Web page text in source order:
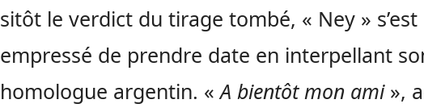
sitôt le verdict du tirage tombé, « Ney » s’est
empressé de prendre date en interpellant
homologue argentin. «A bientôt mon ami »,